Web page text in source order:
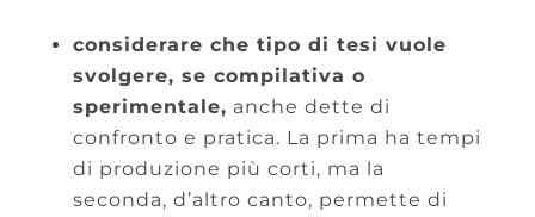
considerare che tipo di tesi vuole
svolgere, se compilativa o
sperimentale, anche dette di
confronto e pratica. La prima ha tempi
di produzione più corti, ma la
seconda, d’altro canto, permette di